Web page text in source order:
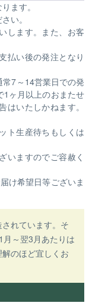
ます。
い。
します。また、お客
払い後の発注となり
7～14営業日での発
1ヶ月以上のおまたせ
はいたしかねます。
ト生産待ちもしくは
いますのでご容赦く
け希望日等ございま
れています。そ
～翌3月あたりは
のほど宜しくお